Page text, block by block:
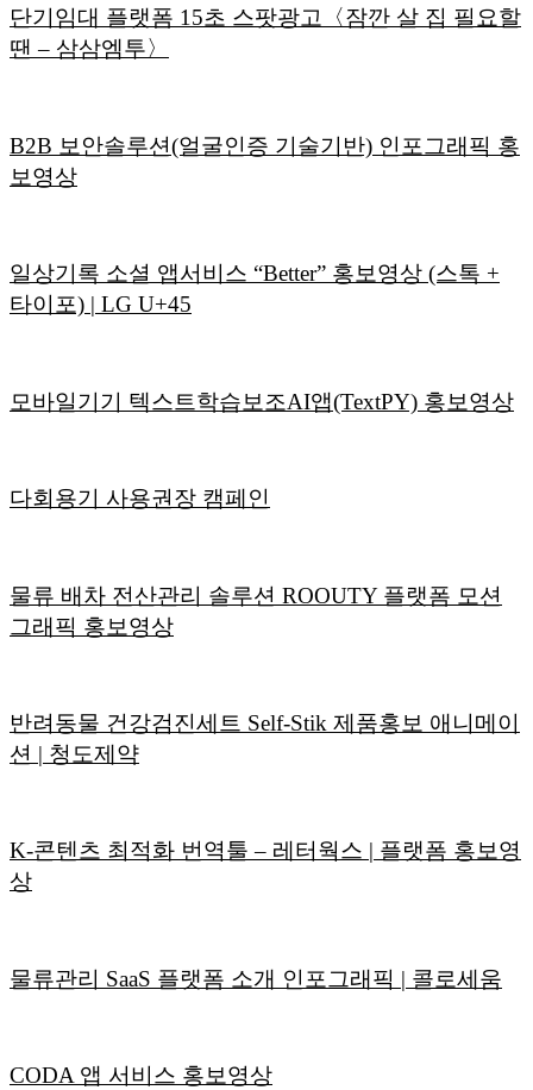
단기임대 플랫폼 15초 스팟광고〈잠깐 살 집 필요할
땐 – 삼삼엠투〉
B2B 보안솔루션(얼굴인증 기술기반) 인포그래픽 홍
보영상
일상기록 소셜 앱서비스 “Better” 홍보영상 (스톡 +
타이포) | LG U+45
모바일기기 텍스트학습보조AI앱(TextPY) 홍보영상
다회용기 사용권장 캠페인
물류 배차 전산관리 솔루션 ROOUTY 플랫폼 모션
그래픽 홍보영상
반려동물 건강검진세트 Self-Stik 제품홍보 애니메이
션 | 청도제약
K-콘텐츠 최적화 번역툴 – 레터웍스 | 플랫폼 홍보영
상
물류관리 SaaS 플랫폼 소개 인포그래픽 | 콜로세움
CODA 앱 서비스 홍보영상